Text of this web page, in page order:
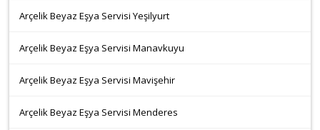
Arçelik Beyaz Eşya Servisi Yeşilyurt
Arçelik Beyaz Eşya Servisi Manavkuyu
Arçelik Beyaz Eşya Servisi Mavişehir
Arçelik Beyaz Eşya Servisi Menderes